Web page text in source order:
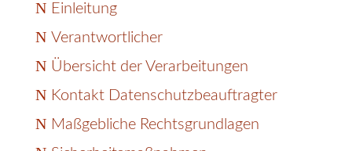
Einleitung
Verantwortlicher
Übersicht der Verarbeitungen
Kontakt Datenschutzbeauftragter
Maßgebliche Rechtsgrundlagen